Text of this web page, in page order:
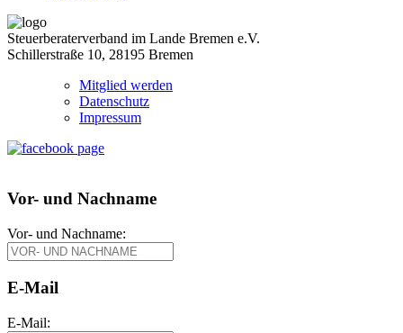
Steuerberaterverband im Lande Bremen e.V.
Schillerstraße 10, 28195 Bremen
Mitglied werden
Datenschutz
Impressum
Vor- und Nachname
Vor- und Nachname:
E-Mail
E-Mail: